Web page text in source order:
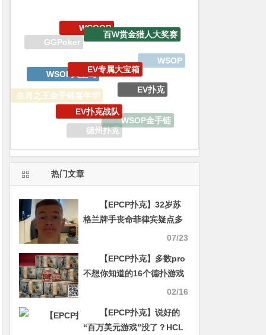
锦标赛
生肖之王金手链嘉年华
WSOP天堂岛
EV专属大宝箱
EV扑克
德州扑克
EV扑克战队
热门文章
【EPCP扑克】32岁苏
格兰牌手丧命菲律宾疑点多
多，他母亲认为是被谋杀07/23
【EPCP扑克】多数pro
不想你知道的16个德扑游戏
02/16
【EPCP扑克】说好的
“百万美元游戏”没了？HCL